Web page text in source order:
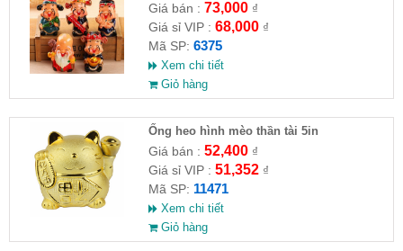
Giá bán : 73,000₫
Giá sỉ VIP : 68,000₫
Mã SP: 6375
Xem chi tiết
Giỏ hàng
Ống heo hình mèo thần tài 5in
Giá bán : 52,400₫
Giá sỉ VIP : 51,352₫
Mã SP: 11471
Xem chi tiết
Giỏ hàng